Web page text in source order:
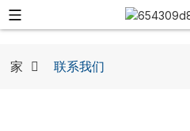
家 联系我们